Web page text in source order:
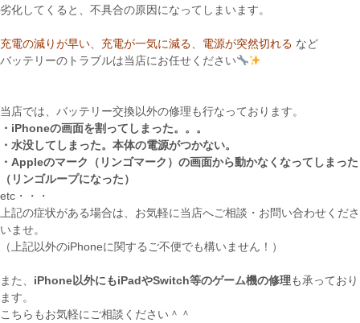
劣化してくると、不具合の原因になってしまいます。
充電の減りが早い 充電が一気に減る 電源が突然切れる など
バッテリーのトラブルは当店にお任せください
当店では、バッテリー交換以外の修理も行なっております。
・iPhoneの画面を割ってしまった。。。
・水没してしまった。本体の電源がつかない。
・Appleのマーク（リンゴマーク）の画面から動かなくなってしまった
（リンゴループになった）
etc・・・
上記の症状がある場合は、お気軽に当店へご相談・お問い合わせくださ
いませ。
（上記以外のiPhoneに関するご不便でも構いません！）
また、 iPhone以外にもiPadやSwitch等のゲーム機の修理も承っており
ます。
こちらもお気軽にご相談ください＾＾